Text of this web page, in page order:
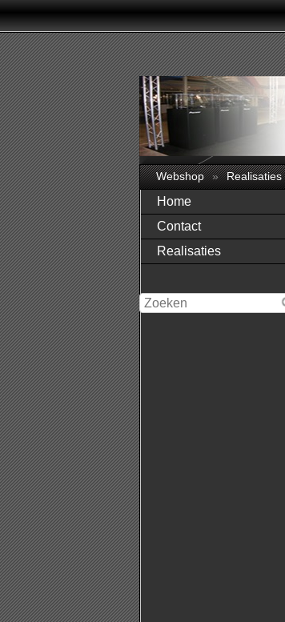
Webshop » Realisaties
Home
Contact
Realisaties